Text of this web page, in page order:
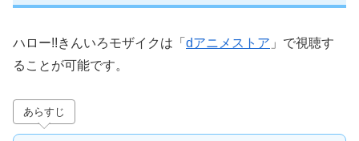
ハロー!!きんいろモザイクは「 dアニメストア 」で視聴す
ることが可能です。
あらすじ